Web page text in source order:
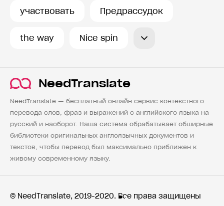
участвовать Предрассудок
the way Nice spin
NeedTranslate
NeedTranslate — бесплатный онлайн сервис контекстного
перевода слов, фраз и выражений с английского языка на
русский и наоборот. Наша система обрабатывает обширные
библиотеки оригинальных англоязычных документов и
текстов, чтобы перевод был максимально приближен к
живому современному языку.
© NeedTranslate, 2019-2020. Все права защищены